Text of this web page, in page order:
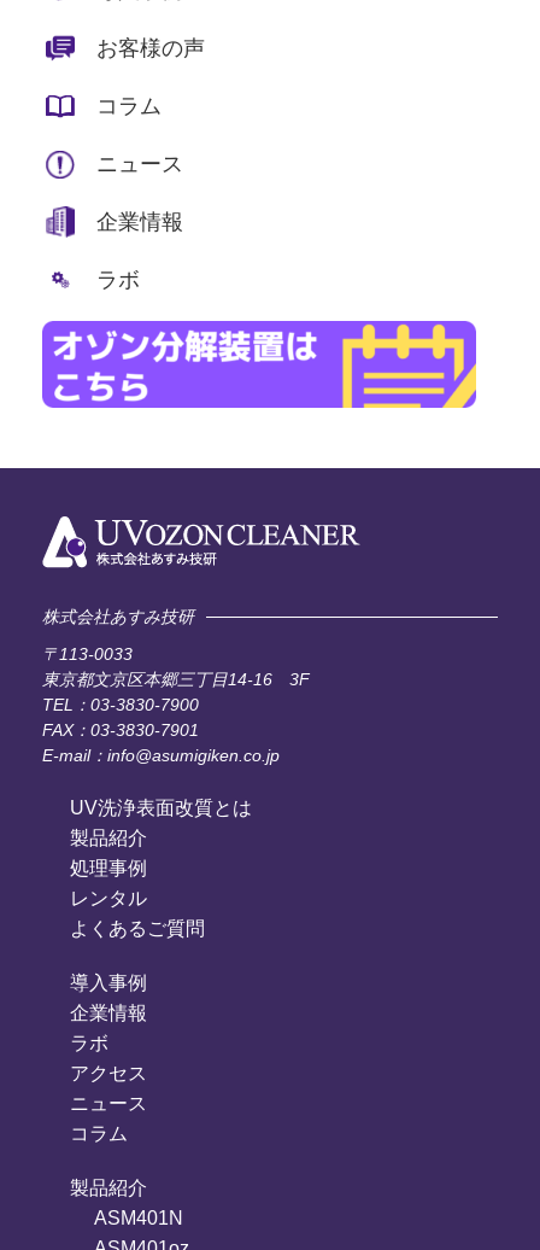
お客様の声
コラム
ニュース
企業情報
ラボ
株式会社あすみ技研
〒113-0033
東京都文京区本郷三丁目14-16 3F
TEL：03-3830-7900
FAX：03-3830-7901
E-mail：info@asumigiken.co.jp
UV洗浄表面改質とは
製品紹介
処理事例
レンタル
よくあるご質問
導入事例
企業情報
ラボ
アクセス
ニュース
コラム
製品紹介
ASM401N